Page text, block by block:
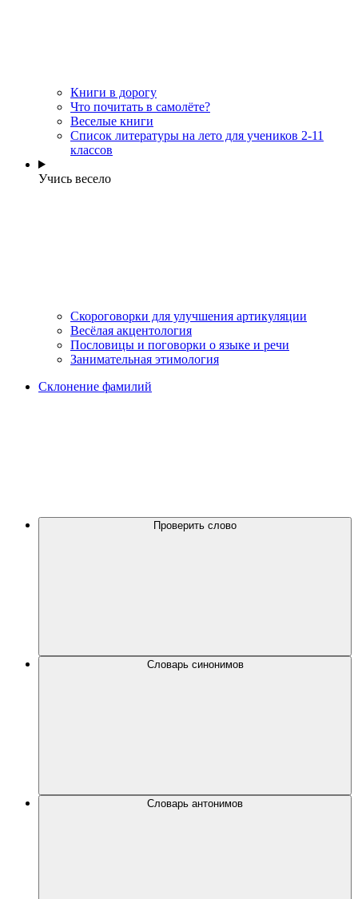
Книги в дорогу
Что почитать в самолёте?
Веселые книги
Cписок литературы на лето для учеников 2-11
классов
Учись весело
Скороговорки для улучшения артикуляции
Весёлая акцентология
Пословицы и поговорки о языке и речи
Занимательная этимология
Склонение фамилий
Проверить слово
Словарь синонимов
Словарь антонимов